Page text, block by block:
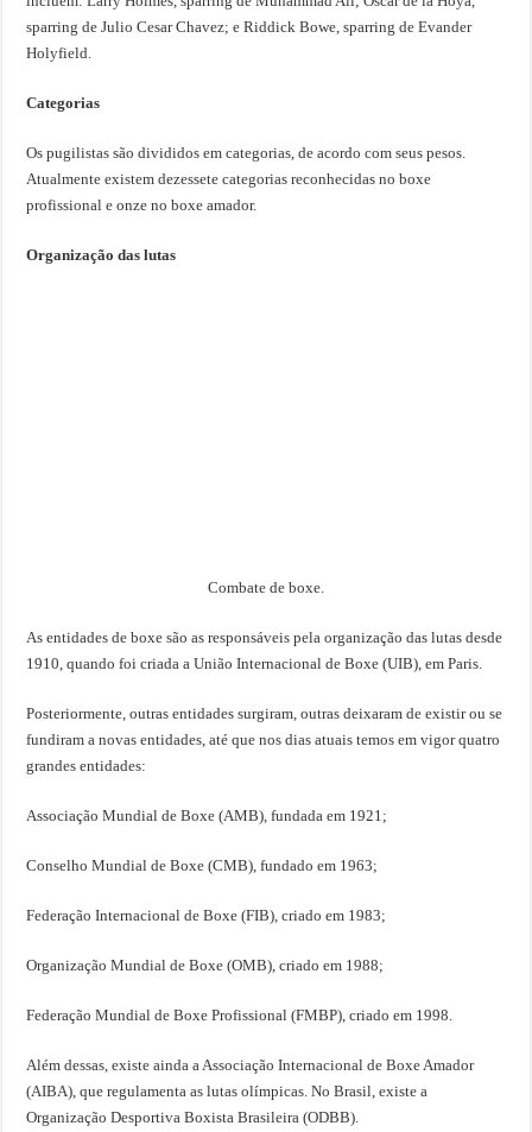
sparring de Julio Cesar Chavez; e Riddick Bowe, sparring de Evander
Holyfield.
Categorias
Os pugilistas são divididos em categorias, de acordo com seus pesos.
Atualmente existem dezessete categorias reconhecidas no boxe
profissional e onze no boxe amador.
Organização das lutas
Combate de boxe.
As entidades de boxe são as responsáveis pela organização das lutas desde
1910, quando foi criada a União Internacional de Boxe (UIB), em Paris.
Posteriormente, outras entidades surgiram, outras deixaram de existir ou se
fundiram a novas entidades, até que nos dias atuais temos em vigor quatro
grandes entidades:
Associação Mundial de Boxe (AMB), fundada em 1921;
Conselho Mundial de Boxe (CMB), fundado em 1963;
Federação Internacional de Boxe (FIB), criado em 1983;
Organização Mundial de Boxe (OMB), criado em 1988;
Federação Mundial de Boxe Profissional (FMBP), criado em 1998.
Além dessas, existe ainda a Associação Internacional de Boxe Amador
(AIBA), que regulamenta as lutas olímpicas. No Brasil, existe a
Organização Desportiva Boxista Brasileira (ODBB).